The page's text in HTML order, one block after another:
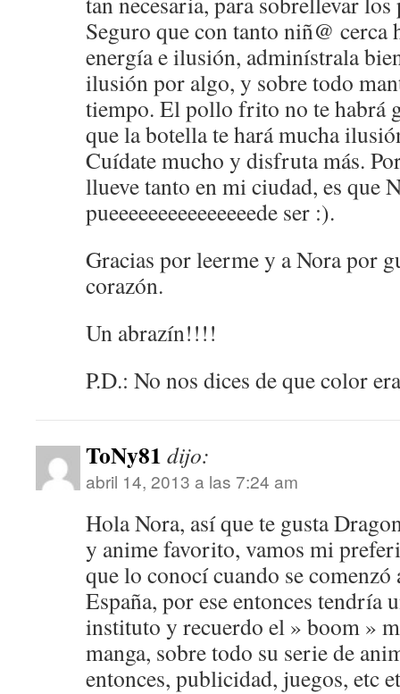
Seguro que con tanto niñ@ cerca
energía e ilusión, adminístrala
ilusión por algo, y sobre todo
tiempo. El pollo frito no te habrá
que la botella te hará mucha
Cuídate mucho y disfruta más.
llueve tanto en mi ciudad, es que
pueeeeeeeeeeeeeeede ser :).
Gracias por leerme y a Nora por
corazón.
Un abrazín!!!!
P.D.: No nos dices de que color
ToNy81 dijo:
abril 14, 2013 a las 7:24 am
Hola Nora, así que te gusta
y anime favorito, vamos mi
que lo conocí cuando se
España, por ese entonces tendría
instituto y recuerdo el » boom »
manga, sobre todo su serie de
entonces, publicidad, juegos, etc